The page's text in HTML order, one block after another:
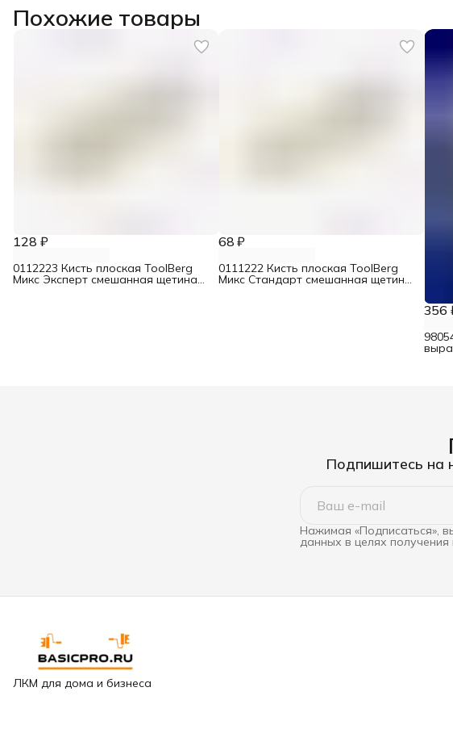
Похожие товары
128 ₽
0112223 Кисть плоская ToolBerg
Микс Эксперт смешанная щетина
68 ₽
0111222 Кисть плоская ToolBerg
Микс Стандарт смешанная щетина
356
Подпишитесь на
Нажимая «Подписаться»,
данных в целях
ЛКМ для дома и бизнеса